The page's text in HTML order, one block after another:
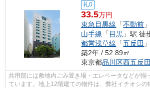
礼0
33.5万円
東急目黒線 「不動前
山手線 「 目黒 」駅 徒
都営浅草線 「五反田
築2年 / 52.89㎡
東京都品川区西五反田
共用部には敷地内ごみ置き場・エレベータなどが揃
ています。地上12階建ての物件は、弊社イチオシの